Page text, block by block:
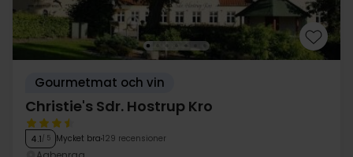
Gourmetmat och vin
Christie's Sdr. Hostrup Kro
4.1/ 5 Mycket bra 129 recensioner